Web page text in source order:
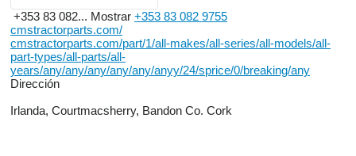
+353 83 082... Mostrar +353 83 082 9755
cmstractorparts.com/
cmstractorparts.com/part/1/all-makes/all-series/all-models/all-
part-types/all-parts/all-
years/any/any/any/any/any/anyy/24/sprice/0/breaking/any
Dirección
Irlanda, Courtmacsherry, Bandon Co. Cork